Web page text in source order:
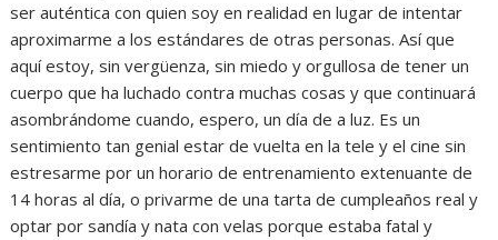
ser auténtica con quien soy en realidad en lugar de intentar
aproximarme a los estándares de otras personas. Así que
aquí estoy, sin vergüenza, sin miedo y orgullosa de tener un
cuerpo que ha luchado contra muchas cosas y que continuará
asombrándome cuando, espero, un día de a luz. Es un
sentimiento tan genial estar de vuelta en la tele y el cine sin
estresarme por un horario de entrenamiento extenuante de
14 horas al día, o privarme de una tarta de cumpleaños real y
optar por sandía y nata con velas porque estaba fatal y